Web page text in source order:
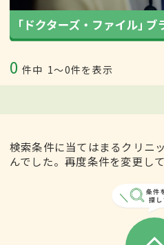
0 件中 1〜0件を表示
検索条件に当てはまるクリニ
んでした。再度条件を変更し